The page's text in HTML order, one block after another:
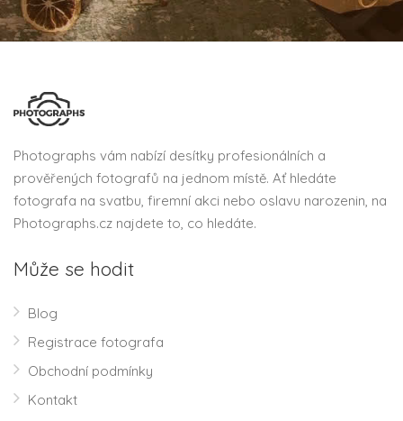
Photographs vám nabízí desítky profesionálních a
prověřených fotografů na jednom místě. Ať hledáte
fotografa na svatbu, firemní akci nebo oslavu narozenin, na
Photographs.cz najdete to, co hledáte.
Může se hodit
Blog
Registrace fotografa
Obchodní podmínky
Kontakt